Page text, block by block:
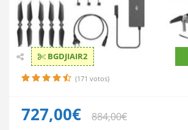
BGDJIAIR2
(171 votos)
727,00€ 884,00€